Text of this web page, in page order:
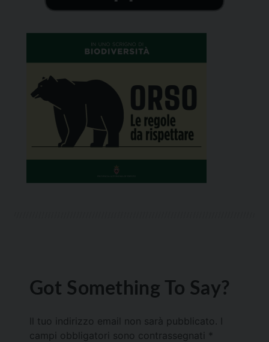
Got Something To Say?
Il tuo indirizzo email non sarà pubblicato.
campi obbligatori sono contrassegnati *